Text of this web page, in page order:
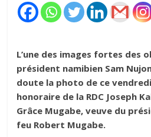
L’une des images fortes des
président namibien Sam
doute la photo de ce
honoraire de la RDC Joseph
Grâce Mugabe, veuve du
feu Robert Mugabe.